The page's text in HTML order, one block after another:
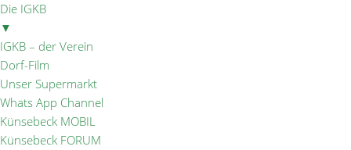
Die IGKB
▼
IGKB – der Verein
Dorf-Film
Unser Supermarkt
Whats App Channel
Künsebeck MOBIL
Künsebeck FORUM